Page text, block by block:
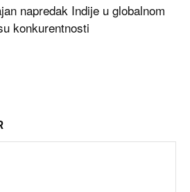
napredak Indije u globalnom
konkurentnosti